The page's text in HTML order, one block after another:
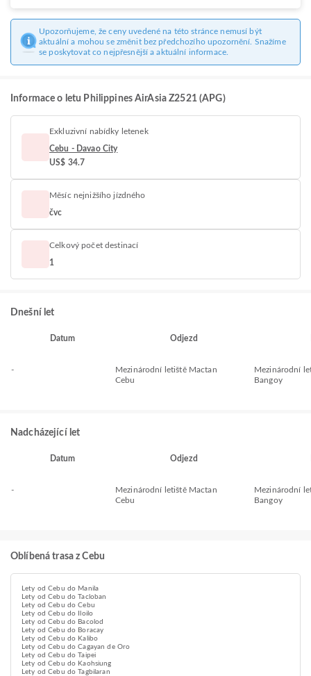
Upozorňujeme, že ceny uvedené na této stránce nemusí být
aktuální a mohou se změnit bez předchozího upozornění. Snažíme
se poskytovat co nejpřesnější a aktuální informace.
Informace o letu Philippines AirAsia Z2521 (APG)
Exkluzivní nabídky letenek
Cebu - Davao City
US$ 34.7
Měsíc nejnižšího jízdného
čvc
Celkový počet destinací
1
Dnešní let
Datum Odjezd
-
Mezinárodní letiště Mactan
Cebu
Mezinárodní
Bangoy
Nadcházející let
Datum Odjezd
-
Mezinárodní letiště Mactan
Cebu
Mezinárodní
Bangoy
Oblíbená trasa z Cebu
Lety od Cebu do Manila
Lety od Cebu do Tacloban
Lety od Cebu do Cebu
Lety od Cebu do Iloilo
Lety od Cebu do Bacolod
Lety od Cebu do Boracay
Lety od Cebu do Kalibo
Lety od Cebu do Cagayan de Oro
Lety od Cebu do Taipei
Lety od Cebu do Kaohsiung
Lety od Cebu do Tagbilaran